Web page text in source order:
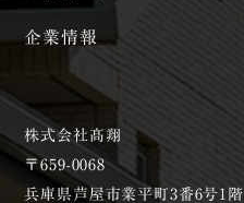
株式会社髙翔
〒659-0068
兵庫県芦屋市業平町3番6号1階
企業情報